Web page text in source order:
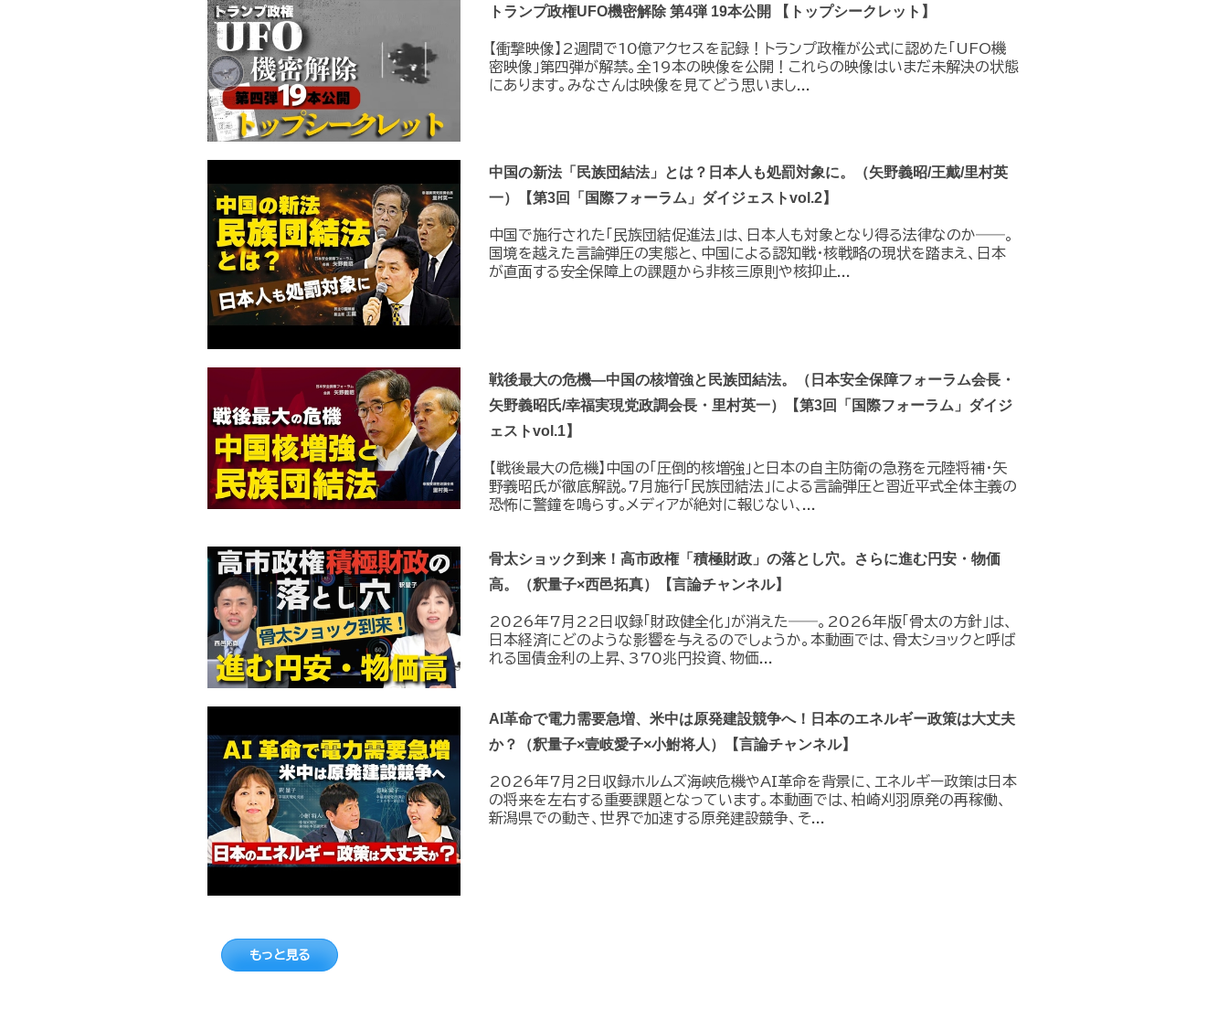
トランプ政権UFO機密解除 第4弾 19本公開 【トップシークレット】
【衝撃映像】2週間で10億アクセスを記録！トランプ政権が公式に認めた｢UFO機
密映像｣第四弾が解禁。全19本の映像を公開！これらの映像はいまだ未解決の状態
にあります。みなさんは映像を見てどう思いまし...
中国の新法「民族団結法」とは？日本人も処罰対象に。（矢野義昭/王戴/里村英
一）【第3回「国際フォーラム」ダイジェストvol.2】
中国で施行された「民族団結促進法」は、日本人も対象となり得る法律なのか――。
国境を越えた言論弾圧の実態と、中国による認知戦・核戦略の現状を踏まえ、日本
が直面する安全保障上の課題から非核三原則や核抑止...
戦後最大の危機―中国の核増強と民族団結法。（日本安全保障フォーラム会長・
矢野義昭氏/幸福実現党政調会長・里村英一）【第3回「国際フォーラム」ダイジ
ェストvol.1】
【戦後最大の危機】中国の｢圧倒的核増強｣と日本の自主防衛の急務を元陸将補・矢
野義昭氏が徹底解説｡7月施行｢民族団結法｣による言論弾圧と習近平式全体主義の
恐怖に警鐘を鳴らす｡メディアが絶対に報じない､...
骨太ショック到来！高市政権「積極財政」の落とし穴。さらに進む円安・物価
高。（釈量子×西邑拓真）【言論チャンネル】
2026年7月22日収録「財政健全化」が消えた――。2026年版「骨太の方針」は、
日本経済にどのような影響を与えるのでしょうか。本動画では、骨太ショックと呼ば
れる国債金利の上昇、370兆円投資、物価...
AI革命で電力需要急増、米中は原発建設競争へ！日本のエネルギー政策は大丈夫
か？（釈量子×壹岐愛子×小鮒将人）【言論チャンネル】
2026年7月2日収録ホルムズ海峡危機やAI革命を背景に、エネルギー政策は日本
の将来を左右する重要課題となっています。本動画では、柏崎刈羽原発の再稼働、
新潟県での動き、世界で加速する原発建設競争、そ...
もっと見る